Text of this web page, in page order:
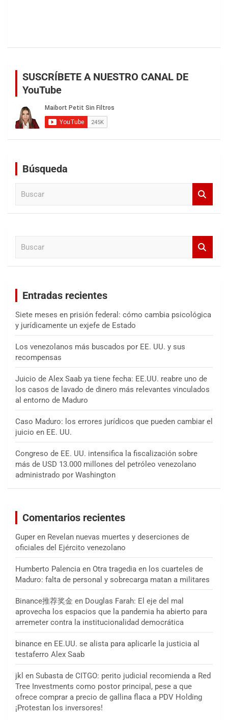
SUSCRÍBETE A NUESTRO CANAL DE
YouTube
Búsqueda
Entradas recientes
Siete meses en prisión federal: cómo cambia psicológica
y jurídicamente un exjefe de Estado
Los venezolanos más buscados por EE. UU. y sus
recompensas
Juicio de Alex Saab ya tiene fecha: EE.UU. reabre uno de
los casos de lavado de dinero más relevantes vinculados
al entorno de Maduro
Caso Maduro: los errores jurídicos que pueden cambiar el
juicio en EE. UU.
Congreso de EE. UU. intensifica la fiscalización sobre
más de USD 13.000 millones del petróleo venezolano
administrado por Washington
Comentarios recientes
Guper en Revelan nuevas muertes y deserciones de
oficiales del Ejército venezolano
Humberto Palencia en Otra tragedia en los cuarteles de
Maduro: falta de personal y sobrecarga matan a militares
Binance推荐奖金 en Douglas Farah: El eje del mal
aprovecha los espacios que la pandemia ha abierto para
arremeter contra la institucionalidad democrática
binance en EE.UU. se alista para aplicarle la justicia al
testaferro Alex Saab
jkl en Subasta de CITGO: perito judicial recomienda a Red
Tree Investments como postor principal, pese a que
ofrece comprar a precio de gallina flaca a PDV Holding
¡Protestan los inversores!